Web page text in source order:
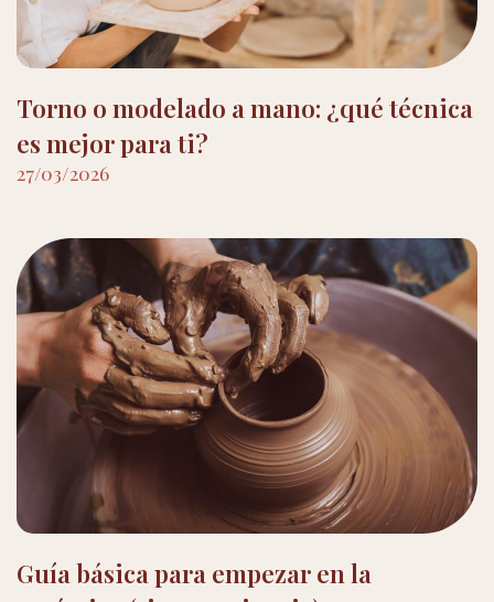
Torno o modelado a mano: ¿qué técnica
es mejor para ti?
27/03/2026
Guía básica para empezar en la